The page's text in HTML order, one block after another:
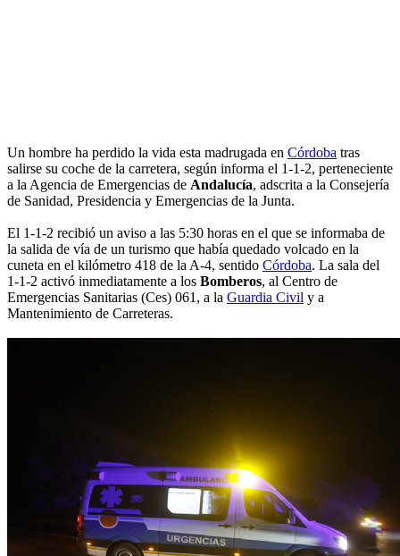
Un hombre ha perdido la vida esta madrugada en Córdoba tras
salirse su coche de la carretera, según informa el 1-1-2, perteneciente
a la Agencia de Emergencias de Andalucía, adscrita a la Consejería
de Sanidad, Presidencia y Emergencias de la Junta.
El 1-1-2 recibió un aviso a las 5:30 horas en el que se informaba de
la salida de vía de un turismo que había quedado volcado en la
cuneta en el kilómetro 418 de la A-4, sentido Córdoba. La sala del
1-1-2 activó inmediatamente a los Bomberos, al Centro de
Emergencias Sanitarias (Ces) 061, a la Guardia Civil y a
Mantenimiento de Carreteras.